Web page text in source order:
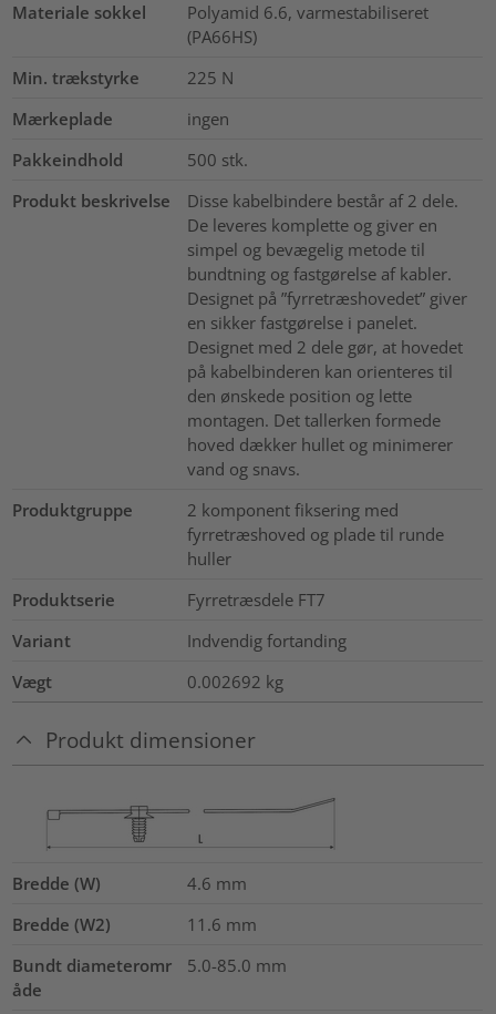
Materiale sokkel
Polyamid 6.6, varmestabiliseret
(PA66HS)
Min. trækstyrke
225 N
Mærkeplade
ingen
Pakkeindhold
500 stk.
Produkt beskrivelse
Disse kabelbindere består af 2 dele.
De leveres komplette og giver en
simpel og bevægelig metode til
bundtning og fastgørelse af kabler.
Designet på ”fyrretræshovedet” giver
en sikker fastgørelse i panelet.
Designet med 2 dele gør, at hovedet
på kabelbinderen kan orienteres til
den ønskede position og lette
montagen. Det tallerken formede
hoved dækker hullet og minimerer
vand og snavs.
Produktgruppe
2 komponent fiksering med
fyrretræshoved og plade til runde
huller
Produktserie
Fyrretræsdele FT7
Variant
Indvendig fortanding
Vægt
0.002692 kg
Produkt dimensioner
Bredde (W) 4.6 mm
Bredde (W2)
11.6 mm
Bundt diameteromr
åde
5.0-85.0 mm